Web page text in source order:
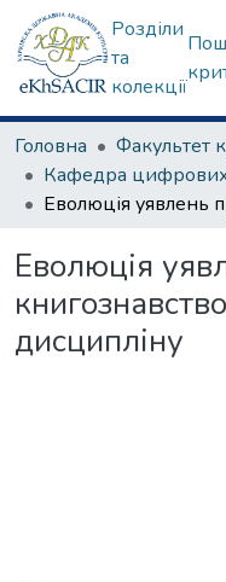
Розділи
та
колекції
Головна
Еволюція
дисципліну